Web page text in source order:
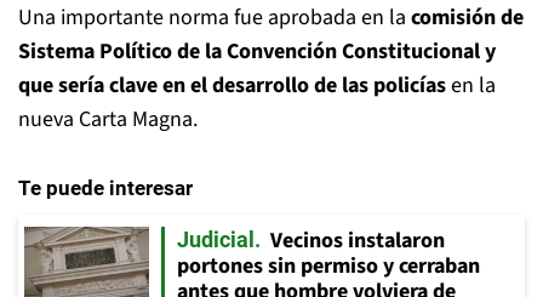
Una importante norma fue aprobada en la comisión de
Sistema Político de la Convención Constitucional y
que sería clave en el desarrollo de las policíasen la
nueva Carta Magna.
Te puede interesar
Judicial
Vecinos instalaron
portones sin permiso y cerraban